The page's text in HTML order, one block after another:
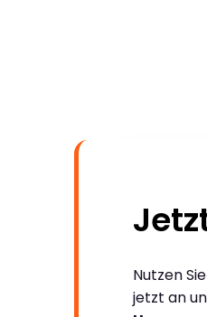
Nutzen
jetzt an